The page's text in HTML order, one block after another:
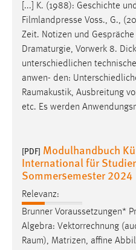
[...] K. (1988): Geschichte
Filmlandpresse Voss., G.,
Zeit. Notizen und
Dramaturgie, Vorwerk 8.
unterschiedlichen
anwen- den:
Raumakustik, Ausbreitung
etc. Es werden
[PDF] Modulhandbuch
International für
Sommersemester 2024
Relevanz:
Brunner Voraussetzungen*
Algebra: Vektorrechnung
Raum), Matrizen, affine